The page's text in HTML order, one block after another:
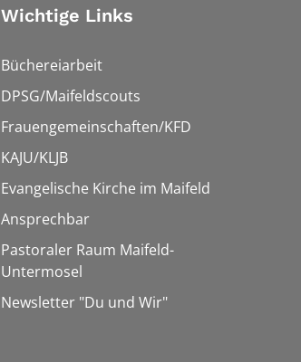
Wichtige Links
Büchereiarbeit
DPSG/Maifeldscouts
Frauengemeinschaften/KFD
KAJU/KLJB
Evangelische Kirche im Maifeld
Ansprechbar
Pastoraler Raum Maifeld-
Untermosel
Newsletter "Du und Wir"